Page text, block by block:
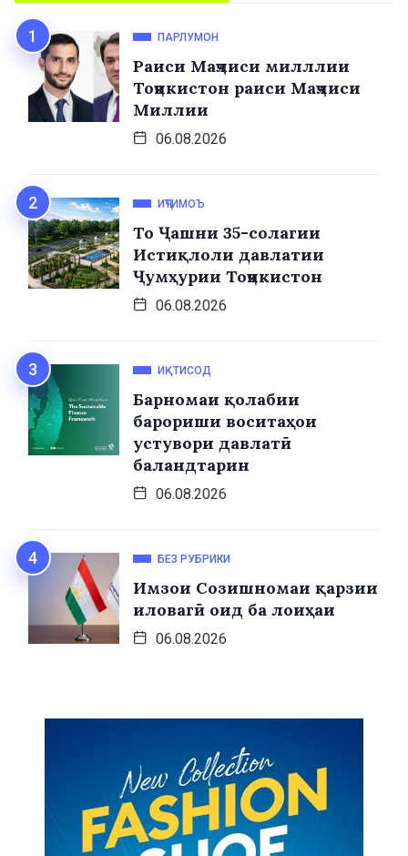
ПАРЛУМОН
Раиси Маҷлиси милллии
Тоҷикистон раиси Маҷлиси
Миллии
06.08.2026
ИҶТИМОЪ
То Ҷашни 35-солагии
Истиқлоли давлатии
Ҷумҳурии Тоҷикистон
06.08.2026
ИҚТИСОД
Барномаи қолабии
барориши воситаҳои
устувори давлатӣ
баландтарин
06.08.2026
БЕЗ РУБРИКИ
Имзои Созишномаи қарзии
иловагӣ оид ба лоиҳаи
06.08.2026